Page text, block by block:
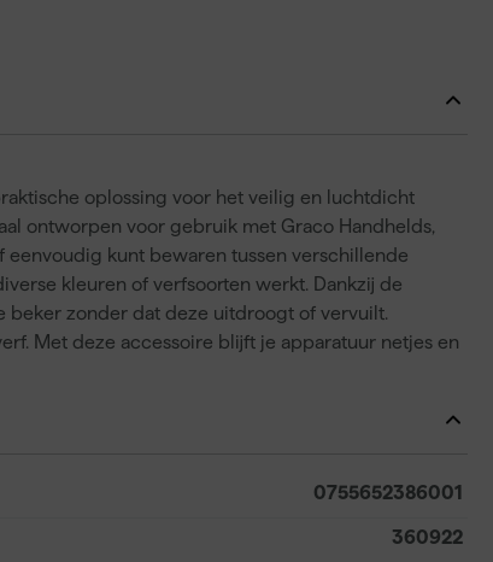
oplossing voor het veilig en luchtdicht
ontworpen voor gebruik met Graco Handhelds,
kunt bewaren tussen verschillende
kleuren of verfsoorten werkt. Dankzij de
beker zonder dat deze uitdroogt of vervuilt.
Met deze accessoire blijft je apparatuur netjes en
0755652386001
360922